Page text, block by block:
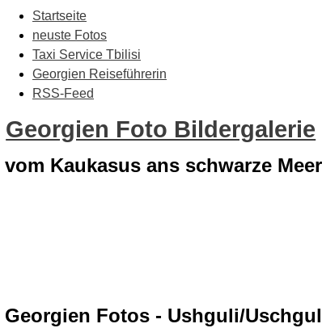
Startseite
neuste Fotos
Taxi Service Tbilisi
Georgien Reiseführerin
RSS-Feed
Georgien Foto Bildergalerie
vom Kaukasus ans schwarze
Georgien Fotos - Ushguli/